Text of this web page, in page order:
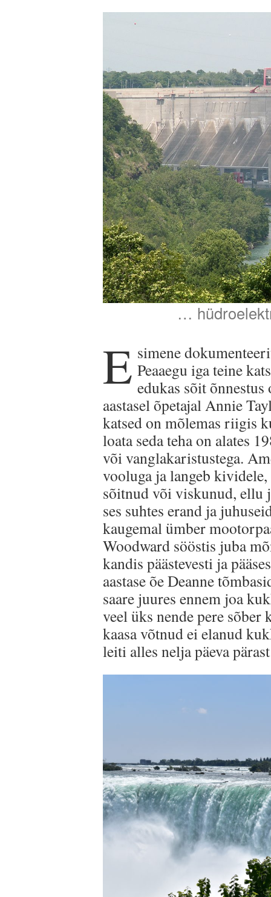
…
E simene
Peaaegu iga teine
edukas sõit
aastasel õpetajal Annie
katsed on mõlemas riigis
loata seda teha on alates
või vanglakaristustega.
vooluga ja langeb
sõitnud või viskunud, ellu
ses suhtes erand ja
kaugemal ümber
Woodward sööstis juba
kandis päästevesti ja
aastase õe Deanne
saare juures ennem joa
veel üks nende pere sõber
kaasa võtnud ei elanud
leiti alles nelja päeva